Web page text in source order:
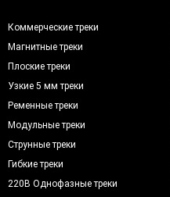
Коммерческие треки
Магнитные треки
Плоские треки
Узкие 5 мм треки
Ременные треки
Модульные треки
Струнные треки
Гибкие треки
220В Однофазные треки